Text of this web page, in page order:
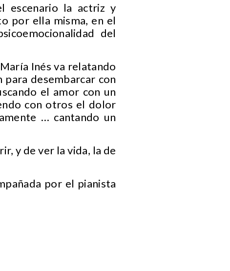
escenario la actriz y
por ella misma, en el
del
Inés va relatando
desembarcar con
el amor con un
con otros el dolor
… cantando un
y de ver la vida, la de
por el pianista